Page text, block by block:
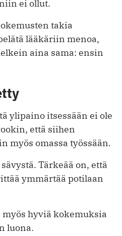
ei ollut.
takia
lääkäriin menoa,
aina sama: ensin
ylipaino itsessään ei ole
että siihen
myös omassa työssään.
Tärkeää on, että
ymmärtää potilaan
hyviä kokemuksia
luona.